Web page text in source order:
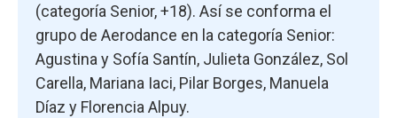
(categoría Senior, +18). Así se conforma el
grupo de Aerodance en la categoría Senior:
Agustina y Sofía Santín, Julieta González, Sol
Carella, Mariana Iaci, Pilar Borges, Manuela
Díaz y Florencia Alpuy.